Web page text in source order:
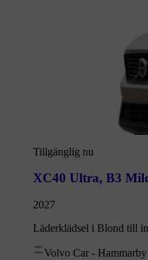
Tillgänglig nu
XC40 Ultra, B3
2027
Läderklädsel i Blond till
Volvo Car -